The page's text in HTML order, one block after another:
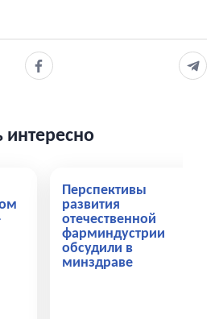
Перспективы
развития
отечественной
фарминдустрии
обсудили в
минздраве